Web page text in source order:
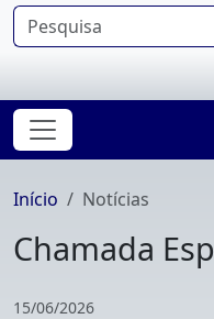
Início Notícias
Chamada
15/06/2026